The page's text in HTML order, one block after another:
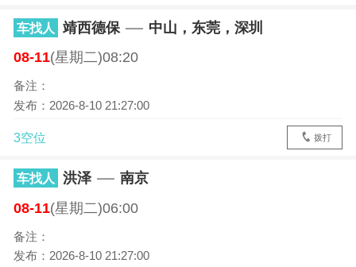
车找人 靖西德保
中山，东莞，深圳
08-11(星期二)08:20
备注：
发布：2026-8-10 21:27:00
3空位 拨打
车找人 洪泽
南京
08-11(星期二)06:00
备注：
发布：2026-8-10 21:27:00